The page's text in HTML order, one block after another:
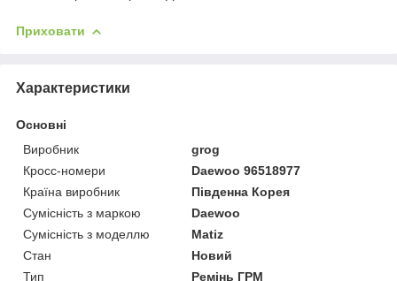
Приховати
Характеристики
Основні
Виробник
grog
Кросс-номери
Daewoo 96518977
Країна виробник
Південна Корея
Сумісність з маркою
Daewoo
Сумісність з моделлю
Matiz
Стан
Новий
Тип
Ремінь ГРМ